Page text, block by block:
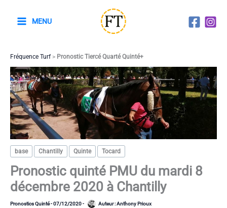
MENU
Fréquence Turf> Pronostic Tiercé Quarté Quinté+
base Chantilly Quinte Tocard
Pronostic quinté PMU du mardi 8
décembre 2020 à Chantilly
Pronostics Quinté-07/12/2020- Auteur :Anthony Prioux